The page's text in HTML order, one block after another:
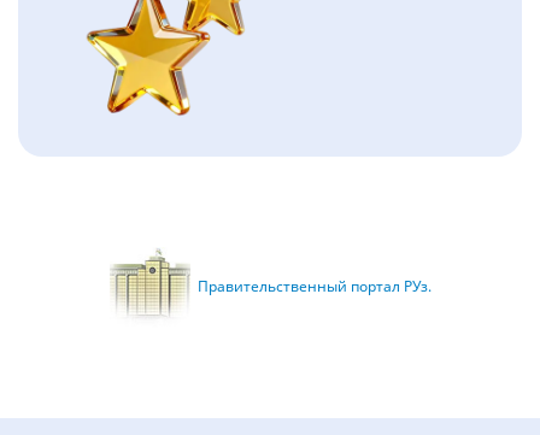
Правительственный портал РУз.